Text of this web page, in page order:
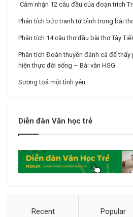
Cảm nhận 12 câu đầu của đoạn trích
Phân tích bức tranh tứ bình trong bài
Phân tích 14 câu thơ đầu bài thơ Tây
Phân tích Đoàn thuyền đánh cá để
hiện thực đời sống – Bài văn HSG
Sương toả một tình yêu
Diễn đàn Văn học trẻ
Recent Popular